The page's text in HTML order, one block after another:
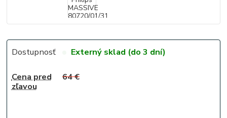
Dostupnosť Externý sklad (do 3 dní)
Cena pred
zľavou
64 €